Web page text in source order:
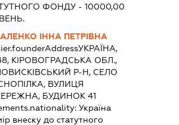
ФОНДУ - 10000,00
ІННА ПЕТРІВНА
УКРАЇНА,
КІРОВОГРАДСЬКА ОБЛ.,
Р-Н, СЕЛО
ВУЛИЦЯ
БУДИНОК 41
Україна
внеску до статутного